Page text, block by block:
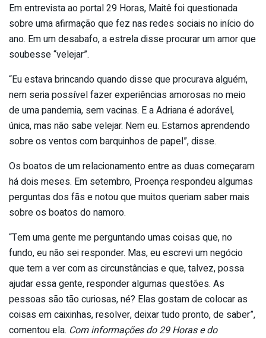
Em entrevista ao portal 29 Horas, Maitê foi questionada
sobre uma afirmação que fez nas redes sociais no início do
ano. Em um desabafo, a estrela disse procurar um amor que
soubesse “velejar”.
“Eu estava brincando quando disse que procurava alguém,
nem seria possível fazer experiências amorosas no meio
de uma pandemia, sem vacinas. E a Adriana é adorável,
única, mas não sabe velejar. Nem eu. Estamos aprendendo
sobre os ventos com barquinhos de papel”, disse.
Os boatos de um relacionamento entre as duas começaram
há dois meses. Em setembro, Proença respondeu algumas
perguntas dos fãs e notou que muitos queriam saber mais
sobre os boatos do namoro.
“Tem uma gente me perguntando umas coisas que, no
fundo, eu não sei responder. Mas, eu escrevi um negócio
que tem a ver com as circunstâncias e que, talvez, possa
ajudar essa gente, responder algumas questões. As
pessoas são tão curiosas, né? Elas gostam de colocar as
coisas em caixinhas, resolver, deixar tudo pronto, de saber”,
comentou ela. Com informações do 29 Horas e do